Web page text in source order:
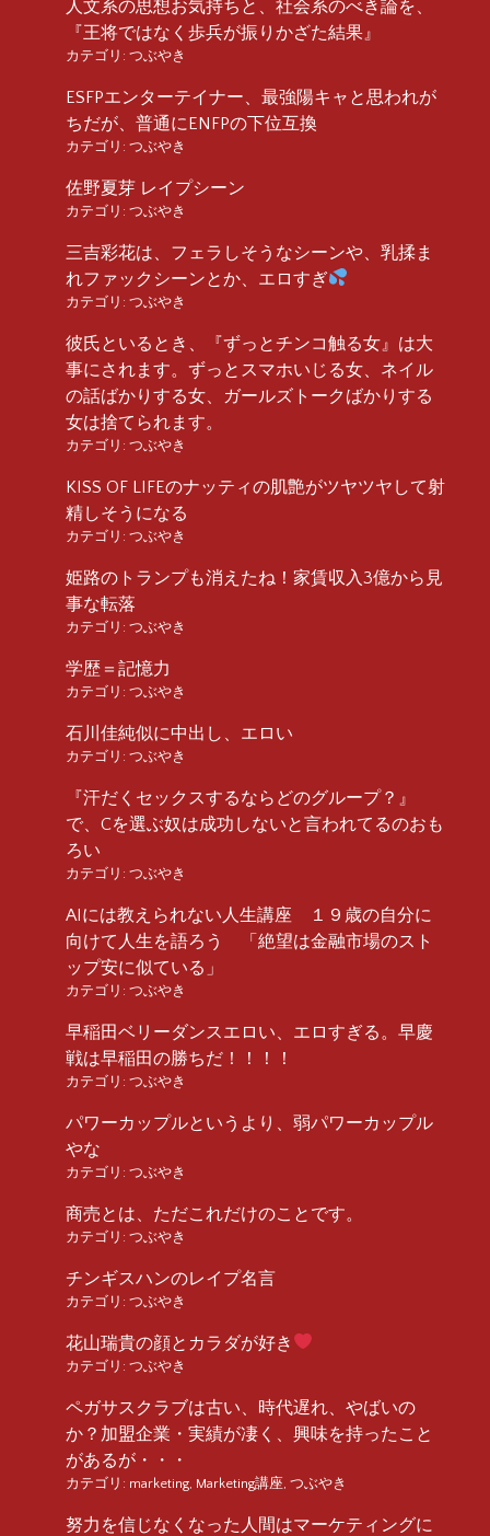
人文系の思想お気持ちと、社会系のべき論を、
『王将ではなく歩兵が振りかざた結果』
カテゴリ: つぶやき
ESFPエンターテイナー、最強陽キャと思われが
ちだが、普通にENFPの下位互換
カテゴリ: つぶやき
佐野夏芽 レイプシーン
カテゴリ: つぶやき
三吉彩花は、フェラしそうなシーンや、乳揉ま
れファックシーンとか、エロすぎ
カテゴリ: つぶやき
彼氏といるとき、『ずっとチンコ触る女』は大
事にされます。ずっとスマホいじる女、ネイル
の話ばかりする女、ガールズトークばかりする
女は捨てられます。
カテゴリ: つぶやき
KISS OF LIFEのナッティの肌艶がツヤツヤして射
精しそうになる
カテゴリ: つぶやき
姫路のトランプも消えたね！家賃収入3億から見
事な転落
カテゴリ: つぶやき
学歴＝記憶力
カテゴリ: つぶやき
石川佳純似に中出し、エロい
カテゴリ: つぶやき
『汗だくセックスするならどのグループ？』
で、Cを選ぶ奴は成功しないと言われてるのおも
ろい
カテゴリ: つぶやき
AIには教えられない人生講座 １９歳の自分に
向けて人生を語ろう 「絶望は金融市場のスト
ップ安に似ている」
カテゴリ: つぶやき
早稲田ベリーダンスエロい、エロすぎる。早慶
戦は早稲田の勝ちだ！！！！
カテゴリ: つぶやき
パワーカップルというより、弱パワーカップル
やな
カテゴリ: つぶやき
商売とは、ただこれだけのことです。
カテゴリ: つぶやき
チンギスハンのレイプ名言
カテゴリ: つぶやき
花山瑞貴の顔とカラダが好き
カテゴリ: つぶやき
ペガサスクラブは古い、時代遅れ、やばいの
か？加盟企業・実績が凄く、興味を持ったこと
があるが・・・
カテゴリ: marketing Marketing講座 つぶやき
努力を信じなくなった人間はマーケティングに